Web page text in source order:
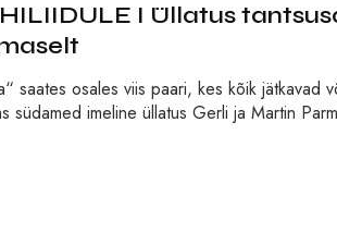
I Üllatus
saates osales viis paari, kes kõik jätkavad
südamed imeline üllatus Gerli ja Martin